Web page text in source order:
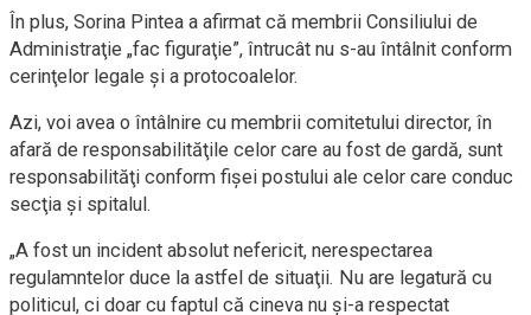
În plus, Sorina Pintea a afirmat că membrii Consiliului de
Administraţie „fac figuraţie”, întrucât nu s-au întâlnit conform
cerinţelor legale şi a protocoalelor.
Azi, voi avea o întâlnire cu membrii comitetului director, în
afară de responsabilităţile celor care au fost de gardă, sunt
responsabilităţi conform fişei postului ale celor care conduc
secţia şi spitalul.
„A fost un incident absolut nefericit, nerespectarea
regulamntelor duce la astfel de situaţii. Nu are legatură cu
politicul, ci doar cu faptul că cineva nu şi-a respectat